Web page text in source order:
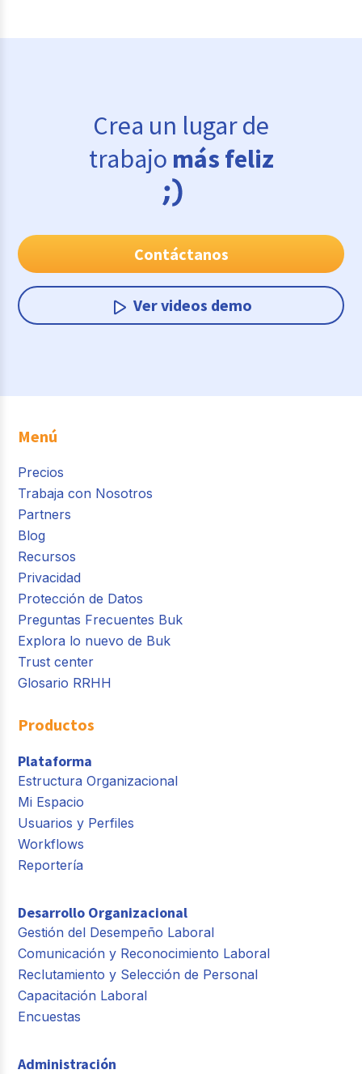
Crea un lugar de
trabajo más feliz
Contáctanos
Ver videos demo
Menú
Precios
Trabaja con Nosotros
Partners
Blog
Recursos
Privacidad
Protección de Datos
Preguntas Frecuentes Buk
Explora lo nuevo de Buk
Trust center
Glosario RRHH
Productos
Plataforma
Estructura Organizacional
Mi Espacio
Usuarios y Perfiles
Workflows
Reportería
Desarrollo Organizacional
Gestión del Desempeño Laboral
Comunicación y Reconocimiento Laboral
Reclutamiento y Selección de Personal
Capacitación Laboral
Encuestas
Administración